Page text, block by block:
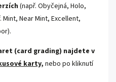
(např. Obyčejná, Holo,
Near Mint, Excellent,
(card grading) najdete v
karty, nebo po kliknutí